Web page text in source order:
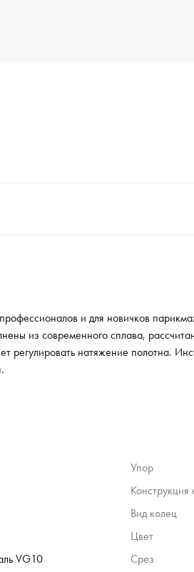
и для новичков
из современного сплава,
регулировать натяжение полотна.
Упор
Вид колец
Цвет
VG10 Срез